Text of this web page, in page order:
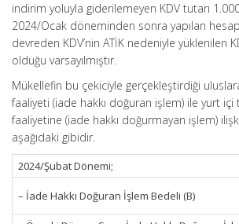
indirim yoluyla giderilemeyen KDV tutarı
2024/Ocak döneminden sonra yapılan
devreden KDV’nin ATİK nedeniyle yüklenilen
olduğu varsayılmıştır.
Mükellefin bu çekiciyle gerçekleştirdiği
faaliyeti (iade hakkı doğuran işlem) ile yurt içi
faaliyetine (iade hakkı doğurmayan işlem)
aşağıdaki gibidir.
2024/Şubat Dönemi;
– İade Hakkı Doğuran İşlem Bedeli (B)